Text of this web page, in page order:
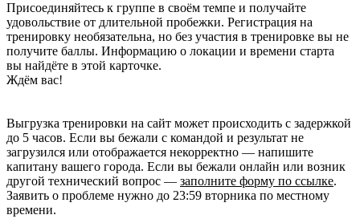
Присоединяйтесь к группе в своём темпе и получайте
удовольствие от длительной пробежки. Регистрация на
тренировку необязательна, но без участия в тренировке вы не
получите баллы. Информацию о локации и времени старта
вы найдёте в этой карточке.
Ждём вас!
Выгрузка тренировки на сайт может происходить с задержкой
до 5 часов. Если вы бежали с командой и результат не
загрузился или отображается некорректно — напишите
капитану вашего города. Если вы бежали онлайн или возник
другой технический вопрос — заполните форму по ссылке.
Заявить о проблеме нужно до 23:59 вторника по местному
времени.